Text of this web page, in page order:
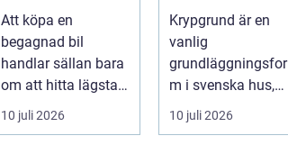
bil till rätt pris
Att köpa en
begagnad bil
handlar sällan bara
om att hitta lägsta
pris. För många i
och runt Helsingb...
10 juli 2026
lösningar
Krypgrund är en
vanlig
grundläggningsfor
m i svenska hus,
men också en av de
mest uts...
10 juli 2026